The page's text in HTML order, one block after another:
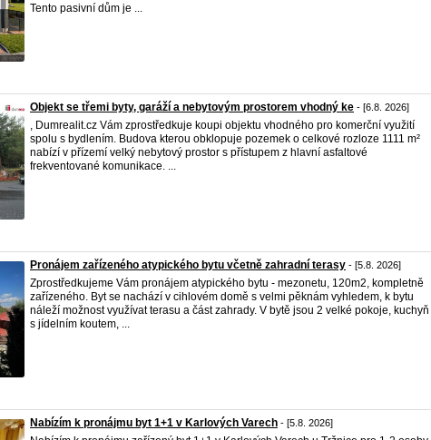
Tento pasivní dům je ...
Objekt se třemi byty, garáží a nebytovým prostorem vhodný ke - [6.8. 2026]
, Dumrealit.cz Vám zprostředkuje koupi objektu vhodného pro komerční využití
spolu s bydlením. Budova kterou obklopuje pozemek o celkové rozloze 1111 m²
nabízí v přízemí velký nebytový prostor s přístupem z hlavní asfaltové
frekventované komunikace. ...
Pronájem zařízeného atypického bytu včetně zahradní terasy - [5.8. 2026]
Zprostředkujeme Vám pronájem atypického bytu - mezonetu, 120m2, kompletně
zařízeného. Byt se nachází v cihlovém domě s velmi pěknám vyhledem, k bytu
náleží možnost využívat terasu a část zahrady. V bytě jsou 2 velké pokoje, kuchyň
s jídelním koutem, ...
Nabízím k pronájmu byt 1+1 v Karlových Varech - [5.8. 2026]